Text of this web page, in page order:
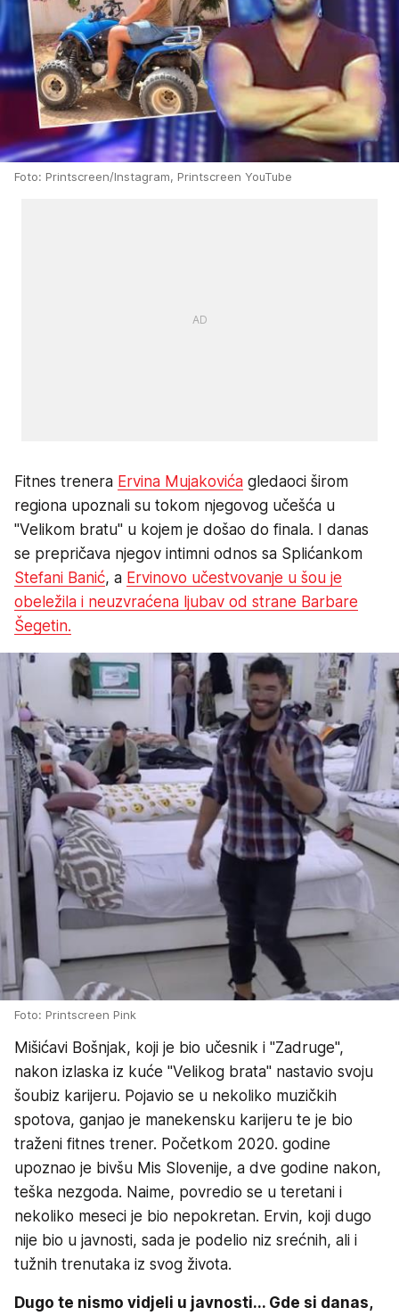
Foto: Printscreen/Instagram, Printscreen YouTube
Fitnes trenera Ervina Mujakovića gledaoci širom
regiona upoznali su tokom njegovog učešća u
"Velikom bratu" u kojem je došao do finala. I danas
se prepričava njegov intimni odnos sa Splićankom
Stefani Banić, a Ervinovo učestvovanje u šou je
obeležila i neuzvraćena ljubav od strane Barbare
Šegetin.
Foto: Printscreen Pink
Mišićavi Bošnjak, koji je bio učesnik i "Zadruge",
nakon izlaska iz kuće "Velikog brata" nastavio svoju
šoubiz karijeru. Pojavio se u nekoliko muzičkih
spotova, ganjao je manekensku karijeru te je bio
traženi fitnes trener. Početkom 2020. godine
upoznao je bivšu Mis Slovenije, a dve godine nakon,
teška nezgoda. Naime, povredio se u teretani i
nekoliko meseci je bio nepokretan. Ervin, koji dugo
nije bio u javnosti, sada je podelio niz srećnih, ali i
tužnih trenutaka iz svog života.
Dugo te nismo vidjeli u javnosti... Gde si danas,